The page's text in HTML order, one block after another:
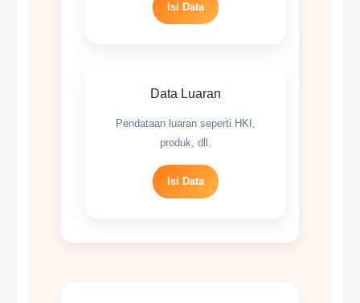
Isi Data
Data Luaran
Pendataan luaran seperti HKI,
produk, dll.
Isi Data